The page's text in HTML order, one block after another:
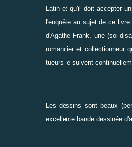
Latin et qu'il doit accepter
l'enquête au sujet de ce
d'Agathe Frank, une (soi-
romancier et collectionneur
tueurs le suivent
Les dessins sont beaux
excellente bande dessinée